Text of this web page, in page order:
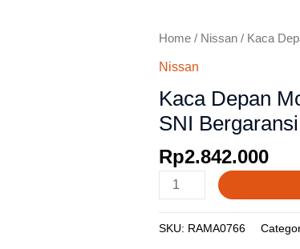
Home / Nissan / Kaca
Nissan
Kaca Depan
SNI Bergaransi
Rp2.842.000
SKU: RAMA0766